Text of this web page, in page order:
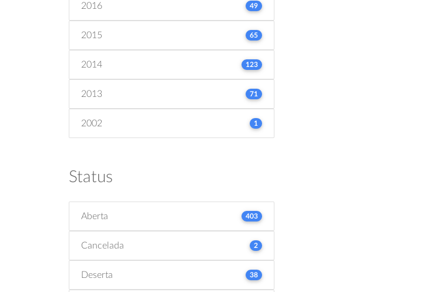
2016 49
2015 65
2014 123
2013 71
2002 1
Status
Aberta 403
Cancelada 2
Deserta 38